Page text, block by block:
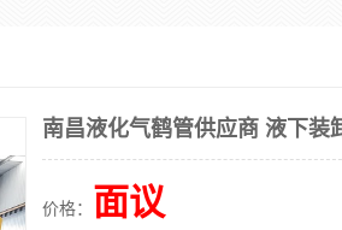
南昌液化气鹤管供应商 液下装
价格： 面议